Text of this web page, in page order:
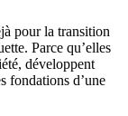
pour la transition
Parce qu’elles
développent
fondations d’une